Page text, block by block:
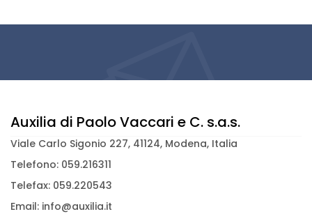
Auxilia di Paolo Vaccari e C. s.a.s.
Viale Carlo Sigonio 227, 41124, Modena, Italia
Telefono: 059.216311
Telefax: 059.220543
Email: info@auxilia.it